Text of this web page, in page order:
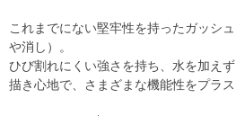
これまでにない堅牢性を持ったガッシ
や消し）。
ひび割れにくい強さを持ち、水を加え
描き心地で、さまざまな機能性をプラス